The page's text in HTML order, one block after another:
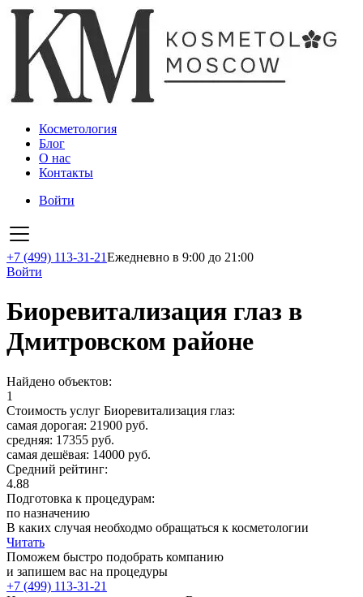
Косметология
Блог
О нас
Контакты
Войти
+7 (499) 113-31-21Ежедневно в 9:00 до 21:00
Войти
Биоревитализация глаз в
Дмитровском районе
Найдено объектов:
1
Стоимость услуг Биоревитализация глаз:
самая дорогая: 21900 руб.
средняя: 17355 руб.
самая дешёвая: 14000 руб.
Средний рейтинг:
4.88
Подготовка к процедурам:
по назначению
В каких случая необходмо обращаться к косметологии
Читать
Поможем быстро подобрать компанию
и запишем вас на процедуры
+7 (499) 113-31-21